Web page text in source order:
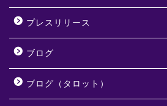
プレスリリース
ブログ
ブログ（タロット）